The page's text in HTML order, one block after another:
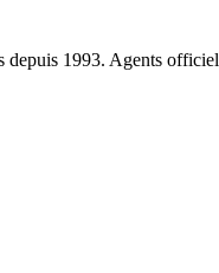
1993. Agents